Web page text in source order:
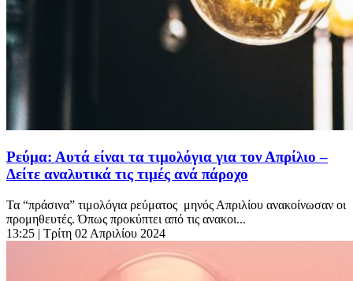
Ρεύμα: Αυτά είναι τα τιμολόγια για τον Απρίλιο –
Δείτε αναλυτικά τις τιμές ανά πάροχο
Τα “πράσινα” τιμολόγια ρεύματος μηνός Απριλίου ανακοίνωσαν οι
προμηθευτές. Όπως προκύπτει από τις ανακοι...
13:25 | Τρίτη 02 Απριλίου 2024